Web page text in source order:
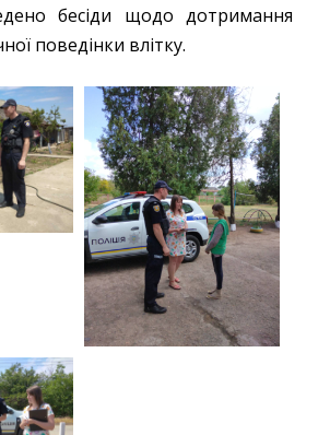
бесіди щодо дотримання
поведінки влітку.